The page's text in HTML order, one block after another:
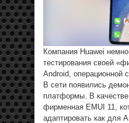
Компания Huawei
тестирования своей
Android, операционной
В сети появились
платформы. В
фирменная EMUI 11,
адаптировать как для